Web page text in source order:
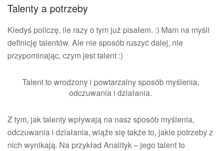
Talenty a potrzeby
Kiedyś policzę, ile razy o tym już pisałem. :) Mam na myśli
definicję talentów. Ale nie sposób ruszyć dalej, nie
przypominając, czym jest talent :)
Talent to wrodzony i powtarzalny sposób myślenia,
odczuwania i działania.
Z tym, jak talenty wpływają na nasz sposób myślenia,
odczuwania i działania, wiąże się także to, jakie potrzeby z
nich wynikają. Na przykład Analityk – jego talent to